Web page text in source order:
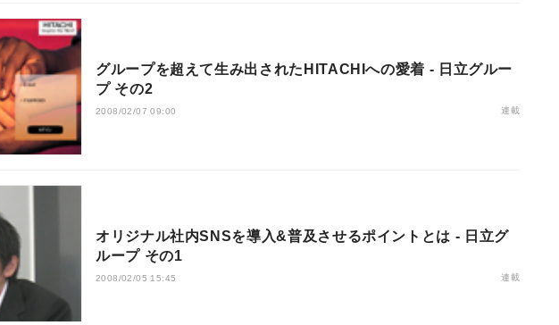
グループを超えて生み出されたHITACHIへの愛着 - 日立グルー
プ その2
2008/02/07 09:00 連載
オリジナル社内SNSを導入&普及させるポイントとは - 日立グ
ループ その1
2008/02/05 15:45 連載